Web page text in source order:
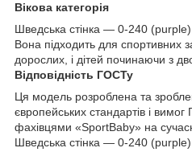
Вікова категорія
Шведська стінка — 0-240
Вона підходить для спортивних
дорослих, і дітей починаючи з
Відповідність ГОСТу
Ця модель розроблена та
європейських стандартів і
фахівцями «SportBaby» на
Шведська стінка — 0-240 (purple)